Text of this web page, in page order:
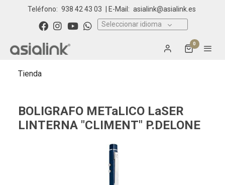
Teléfono: 938 42 43 03 | E-Mail: asialink@asialink.es
Seleccionar idioma
0
Tienda
BOLIGRAFO METaLICO LaSER
LINTERNA "CLIMENT" P.DELONE